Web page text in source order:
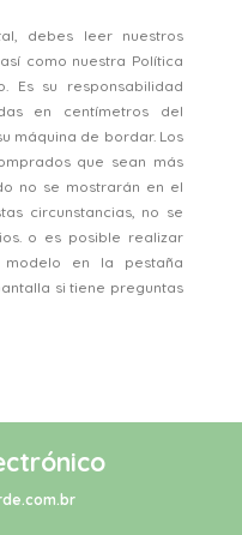
debes leer nuestros
como nuestra Política
Es su responsabilidad
en centímetros del
máquina de bordar. Los
que sean más
no se mostrarán en el
circunstancias, no se
o es posible realizar
modelo en la pestaña
si tiene preguntas